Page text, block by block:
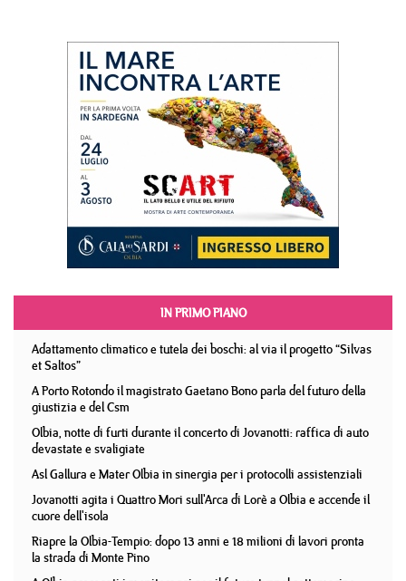
IN PRIMO PIANO
Adattamento climatico e tutela dei boschi: al via il progetto “Silvas
et Saltos”
A Porto Rotondo il magistrato Gaetano Bono parla del futuro della
giustizia e del Csm
Olbia, notte di furti durante il concerto di Jovanotti: raffica di auto
devastate e svaligiate
Asl Gallura e Mater Olbia in sinergia per i protocolli assistenziali
Jovanotti agita i Quattro Mori sull'Arca di Lorè a Olbia e accende il
cuore dell'isola
Riapre la Olbia-Tempio: dopo 13 anni e 18 milioni di lavori pronta
la strada di Monte Pino